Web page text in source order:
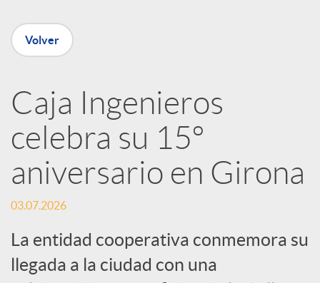
e
R
e
d
e
Volver
Caja Ingenieros
celebra su 15º
aniversario en Girona
03.07.2026
La entidad cooperativa conmemora su
llegada a la ciudad con una